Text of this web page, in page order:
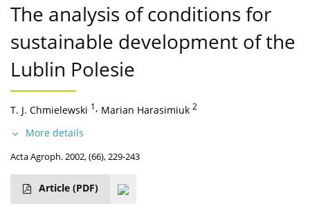
The analysis of conditions for
sustainable development of the
Lublin Polesie
T. J. Chmielewski 1, Marian Harasimiuk 2
More details
Acta Agroph. 2002, (66), 229-243
Article (PDF)